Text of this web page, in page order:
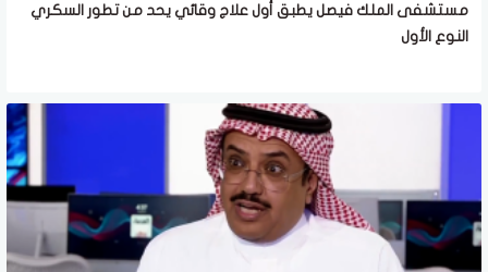
مستشفى الملك فيصل يطبق أول علاج وقائي يحد من تطور السكري
النوع الأول